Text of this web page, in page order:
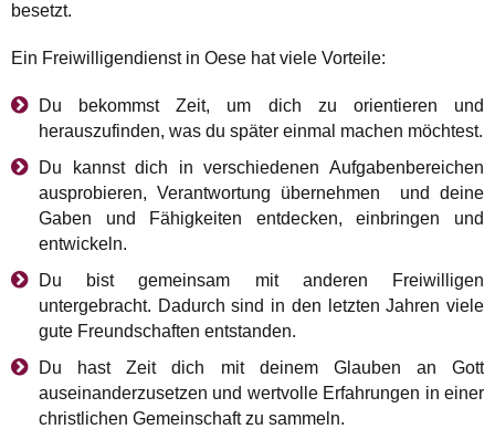
besetzt.
Ein Freiwilligendienst in Oese hat viele Vorteile:
Du bekommst Zeit, um dich zu orientieren und
herauszufinden, was du später einmal machen möchtest.
Du kannst dich in verschiedenen Aufgabenbereichen
ausprobieren, Verantwortung übernehmen und deine
Gaben und Fähigkeiten entdecken, einbringen und
entwickeln.
Du bist gemeinsam mit anderen Freiwilligen
untergebracht. Dadurch sind in den letzten Jahren viele
gute Freundschaften entstanden.
Du hast Zeit dich mit deinem Glauben an Gott
auseinanderzusetzen und wertvolle Erfahrungen in einer
christlichen Gemeinschaft zu sammeln.